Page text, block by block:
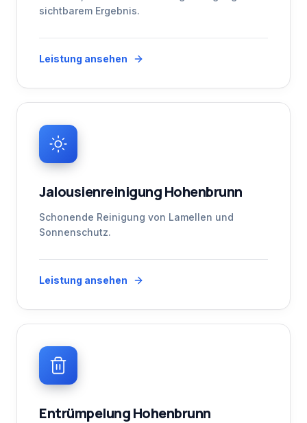
sichtbarem Ergebnis.
Leistung ansehen
Jalousienreinigung Hohenbrunn
Schonende Reinigung von Lamellen und
Sonnenschutz.
Leistung ansehen
Entrümpelung Hohenbrunn